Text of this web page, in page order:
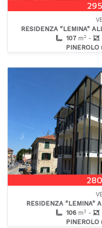
RESIDENZA "LEMINA"
107 m2 -
PINEROLO
RESIDENZA "LEMINA"
106 m2 -
PINEROLO